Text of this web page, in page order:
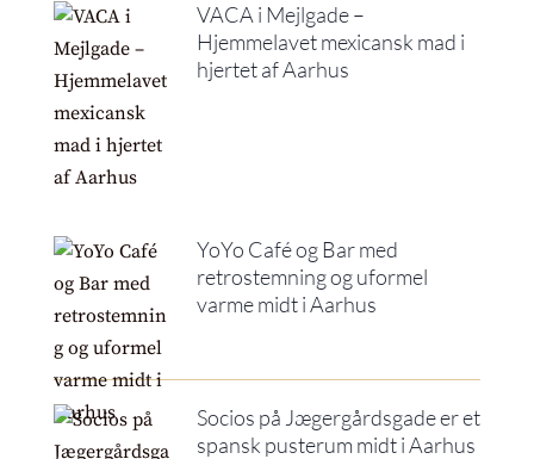
VACA i Mejlgade –
Hjemmelavet mexicansk mad i
hjertet af Aarhus
YoYo Café og Bar med
retrostemning og uformel
varme midt i Aarhus
Socios på Jægergårdsgade er et
spansk pusterum midt i Aarhus